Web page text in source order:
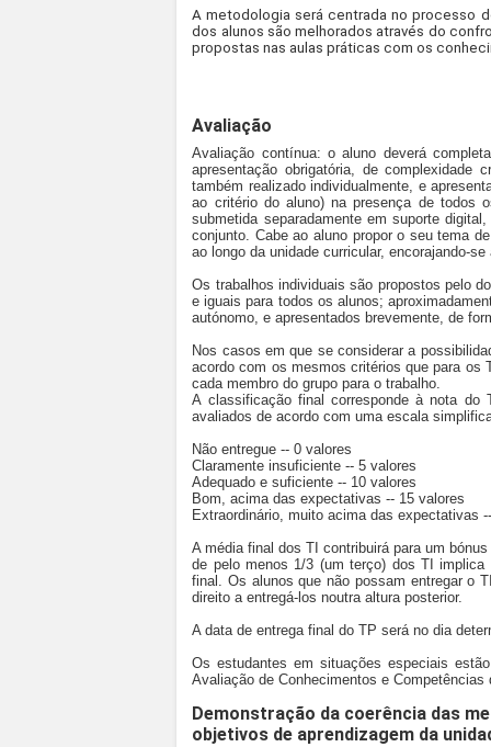
A metodologia será centrada no processo
dos alunos são melhorados através do
propostas nas aulas práticas com os
Avaliação
Avaliação contínua: o aluno deverá
apresentação obrigatória, de complexidade
também realizado individualmente, e
ao critério do aluno) na presença de todos
submetida separadamente em suporte
conjunto. Cabe ao aluno propor o seu tema
ao longo da unidade curricular, encorajando-
Os trabalhos individuais são propostos pelo
e iguais para todos os alunos;
autónomo, e apresentados brevemente, de
Nos casos em que se considerar a
acordo com os mesmos critérios que para os
cada membro do grupo para o trabalho.
A classificação final corresponde à nota
avaliados de acordo com uma escala
Não entregue -- 0 valores
Claramente insuficiente -- 5 valores
Adequado e suficiente -- 10 valores
Bom, acima das expectativas -- 15 valores
Extraordinário, muito acima das expectativas
A média final dos TI contribuirá para um
de pelo menos 1/3 (um terço) dos TI
final. Os alunos que não possam entregar o
direito a entregá-los noutra altura posterior.
A data de entrega final do TP será no dia
Os estudantes em situações especiais
Avaliação de Conhecimentos e Competências
Demonstração da coerência das
objetivos de aprendizagem da